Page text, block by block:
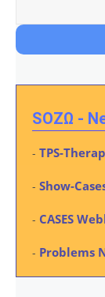
SOZΩ -
- TPS-
- Show-
- CASES
- Problems